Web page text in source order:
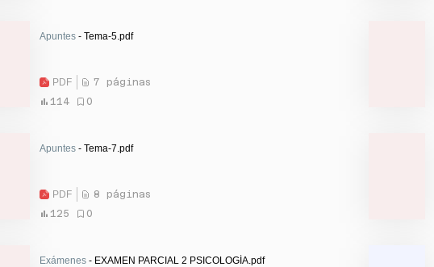
Apuntes - Tema-5.pdf
PDF
7 páginas
114
0
Apuntes - Tema-7.pdf
PDF
8 páginas
125
0
Exámenes - EXAMEN PARCIAL 2 PSICOLOGÍA.pdf